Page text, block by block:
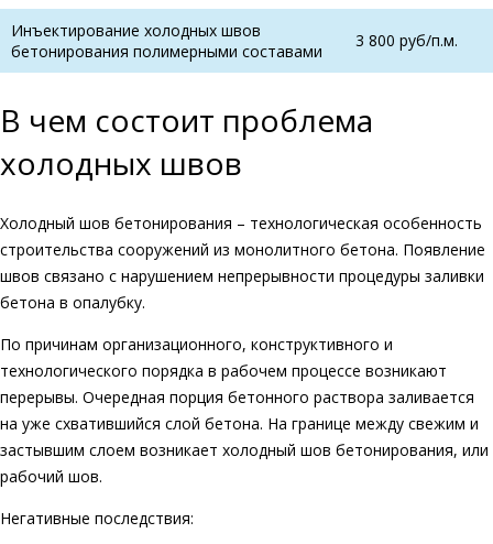
Инъектирование холодных швов
бетонирования полимерными составами
3 800 руб/п.м.
В чем состоит проблема
холодных швов
Холодный шов бетонирования – технологическая особенность
строительства сооружений из монолитного бетона. Появление
швов связано с нарушением непрерывности процедуры заливки
бетона в опалубку.
По причинам организационного, конструктивного и
технологического порядка в рабочем процессе возникают
перерывы. Очередная порция бетонного раствора заливается
на уже схватившийся слой бетона. На границе между свежим и
застывшим слоем возникает холодный шов бетонирования, или
рабочий шов.
Негативные последствия: